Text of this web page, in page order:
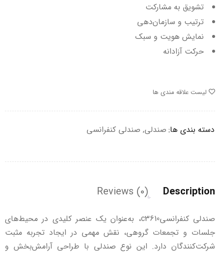
تشویق به مشارکت
ترتیب و سازمان‌دهی
نمایش هویت و سبک
حرکت آزادانه
لیست علاقه مندی ها
دسته بندی ها: صندلی, صندلی کنفرانسی
Description
Reviews (0)
صندلی کنفرانسیc3610، به‌عنوان یک عنصر کلیدی در محیط‌های
جلسات و تجمعات گروهی، نقش مهمی در ایجاد تجربه مثبت
شرکت‌کنندگان دارد. این نوع صندلی با طراحی آرامش‌بخش و